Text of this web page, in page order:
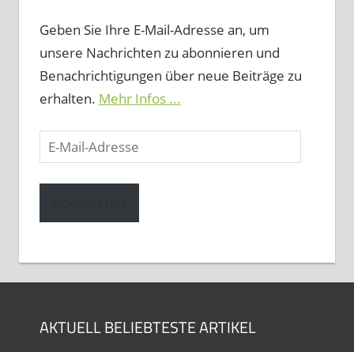
Geben Sie Ihre E-Mail-Adresse an, um
unsere Nachrichten zu abonnieren und
Benachrichtigungen über neue Beiträge zu
erhalten. Mehr Infos ...
E-
Mail-
Adresse
AKTUELL BELIEBTESTE ARTIKEL